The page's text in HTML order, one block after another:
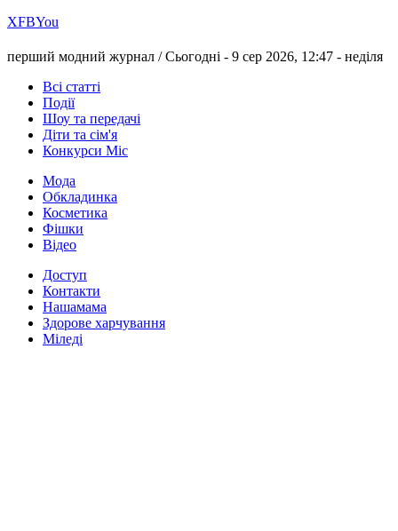
ХFBYou
перший модний журнал /Сьогодні - 9 сер 2026, 12:47 - неділя
Всі статті
Події
Шоу та передачі
Діти та сім'я
Конкурси Міс
Мода
Обкладинка
Косметика
Фішки
Відео
Доступ
Контакти
Нашамама
Здорове харчування
Міледі